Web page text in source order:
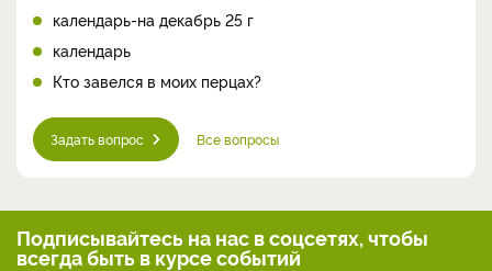
календарь-на декабрь 25 г
календарь
Кто завелся в моих перцах?
Задать вопрос Все вопросы
Подписывайтесь на нас в соцсетях, чтобы
всегдабыть в курсе событий